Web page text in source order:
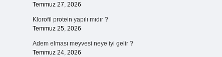
Temmuz 27, 2026
Klorofil protein yapılı mıdır ?
Temmuz 25, 2026
Adem elması meyvesi neye iyi gelir ?
Temmuz 24, 2026